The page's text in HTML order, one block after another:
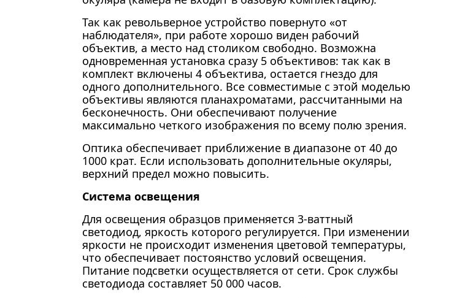
Так как револьверное устройство повернуто «от
наблюдателя», при работе хорошо виден рабочий
объектив, а место над столиком свободно. Возможна
одновременная установка сразу 5 объективов: так как в
комплект включены 4 объектива, остается гнездо для
одного дополнительного. Все совместимые с этой моделью
объективы являются планахроматами, рассчитанными на
бесконечность. Они обеспечивают получение
максимально четкого изображения по всему полю зрения.
Оптика обеспечивает приближение в диапазоне от 40 до
1000 крат. Если использовать дополнительные окуляры,
верхний предел можно повысить.
Система освещения
Для освещения образцов применяется 3-ваттный
светодиод, яркость которого регулируется. При изменении
яркости не происходит изменения цветовой температуры,
что обеспечивает постоянство условий освещения.
Питание подсветки осуществляется от сети. Срок службы
светодиода составляет 50 000 часов.